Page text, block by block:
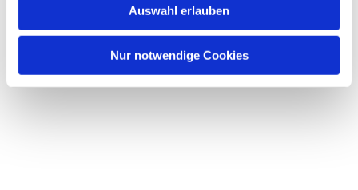
Auswahl erlauben
Nur notwendige Cookies